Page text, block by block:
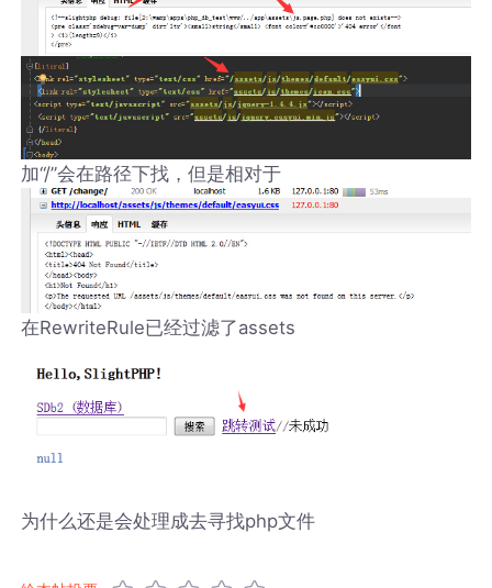
加“/”会在路径下找，但是相对于
在RewriteRule已经过滤了assets
为什么还是会处理成去寻找php文件